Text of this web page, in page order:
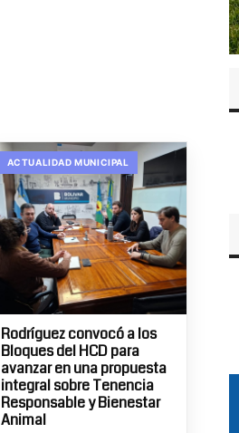
ACTUALIDAD MUNICIPAL
Rodríguez convocó a los
Bloques del HCD para
avanzar en una propuesta
integral sobre Tenencia
Responsable y Bienestar
Animal